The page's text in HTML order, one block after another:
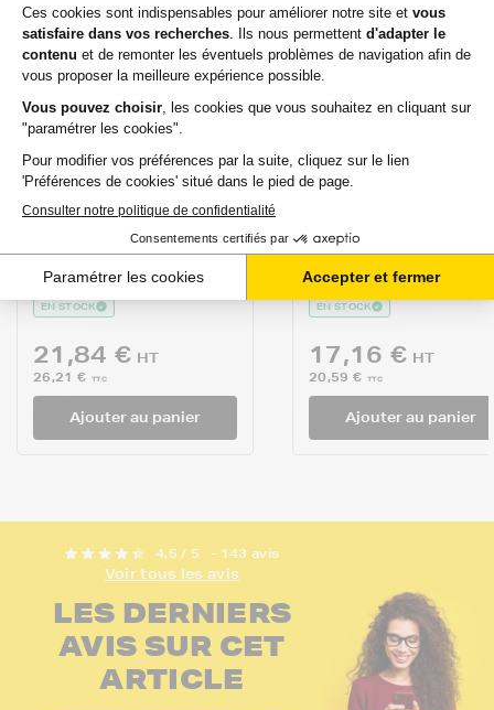
4,5 / 5 - 143 avis
Voir tous les avis
LES DERNIERS
AVIS SUR CET
ARTICLE
FRANCETONER
Cartouche d'encre
FranceToner
(C6578AE) - 3
COULEURS...
avis
EN STOCK
21,84 € HT
26,21 € TTC
Ajouter au panier
Cartouche d'encre
FranceToner
équivalent à HP 15
Form...
avis
EN STOCK
17,16 € HT
20,59 € TTC
Ajouter au panier